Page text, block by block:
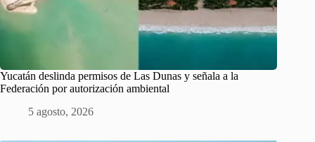
Yucatán deslinda permisos de Las Dunas y señala a la
Federación por autorización ambiental
5 agosto, 2026